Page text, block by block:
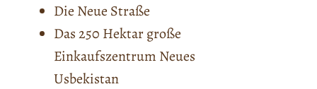
Die Neue Straße
Das 250 Hektar große
Einkaufszentrum Neues
Usbekistan